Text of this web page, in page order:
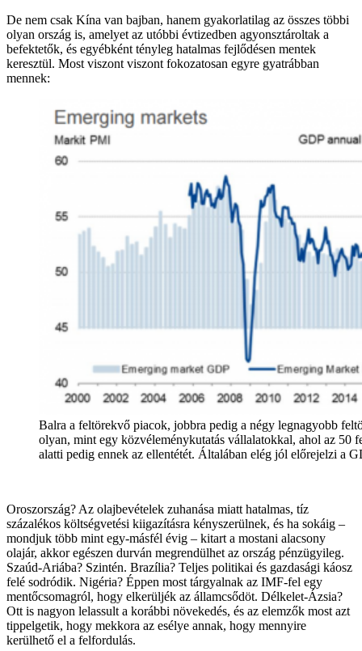
De nem csak Kína van bajban, hanem gyakorlatilag az összes többi
olyan ország is, amelyet az utóbbi évtizedben agyonsztároltak a
befektetők, és egyébként tényleg hatalmas fejlődésen mentek
keresztül. Most viszont viszont fokozatosan egyre gyatrábban
mennek:
Balra a feltörekvő piacok, jobbra pedig a négy legnagyobb
olyan, mint egy közvéleménykutatás vállalatokkal, ahol az 50
alatti pedig ennek az ellentétét. Általában elég jól előrejelzi a
Oroszország? Az olajbevételek zuhanása miatt hatalmas, tíz
százalékos költségvetési kiigazításra kényszerülnek, és ha sokáig –
mondjuk több mint egy-másfél évig – kitart a mostani alacsony
olajár, akkor egészen durván megrendülhet az ország pénzügyileg.
Szaúd-Ariába? Szintén. Brazília? Teljes politikai és gazdasági káosz
felé sodródik. Nigéria? Éppen most tárgyalnak az IMF-fel egy
mentőcsomagról, hogy elkerüljék az államcsődöt. Délkelet-Ázsia?
Ott is nagyon lelassult a korábbi növekedés, és az elemzők most azt
tippelgetik, hogy mekkora az esélye annak, hogy mennyire
kerülhető el a felfordulás.